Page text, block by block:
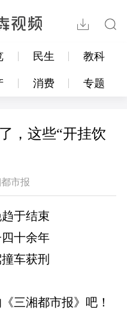
民生 教科
消费 专题
，这些“开挂饮
市报
于结束
十余年
车获刑
三湘都市报》吧！